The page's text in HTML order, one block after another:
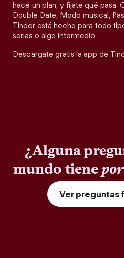
hacé un plan, y fijate qué pasa.
Double Date, Modo musical,
Tinder está hecho para todo
serias o algo intermedio.
Descargate gratis la app de
¿Alguna
mundo tienepor
Ver preguntas